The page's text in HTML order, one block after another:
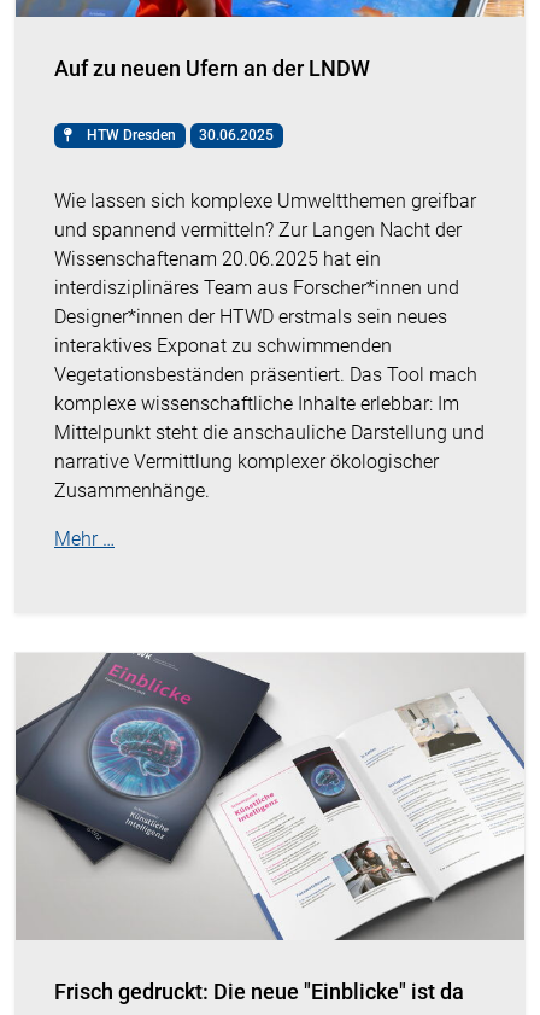
Auf zu neuen Ufern an der LNDW
HTW Dresden 30.06.2025
Wie lassen sich komplexe Umweltthemen greifbar
und spannend vermitteln? Zur Langen Nacht der
Wissenschaftenam 20.06.2025 hat ein
interdisziplinäres Team aus Forscher*innen und
Designer*innen der HTWD erstmals sein neues
interaktives Exponat zu schwimmenden
Vegetationsbeständen präsentiert. Das Tool mach
komplexe wissenschaftliche Inhalte erlebbar: Im
Mittelpunkt steht die anschauliche Darstellung und
narrative Vermittlung komplexer ökologischer
Zusammenhänge.
Mehr …
Frisch gedruckt: Die neue "Einblicke" ist da